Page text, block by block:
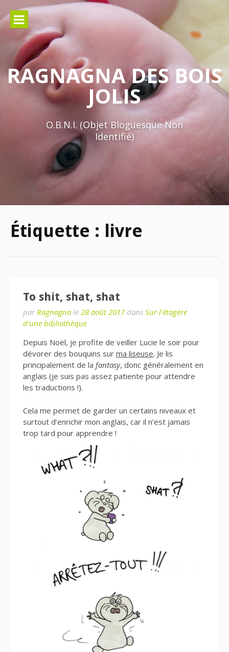
au
contenu
RAGNAGNA DES BOIS
JOLIS
O.B.N.I. (Objet Bloguesque Non
Identifié)
Étiquette : livre
To shit, shat, shat
par Ragnagna le 28 août 2017dans Sur l'étagère
d'une bibliothèque
Depuis Noël, je profite de veiller Lucie le soir pour
dévorer des bouquins sur ma liseuse. Je lis
principalement de la fantasy, donc généralement en
anglais (je suis pas assez patiente pour attendre
les traductions !).
Cela me permet de garder un certains niveaux et
surtout d’enrichir mon anglais, car il n’est jamais
trop tard pour apprendre !